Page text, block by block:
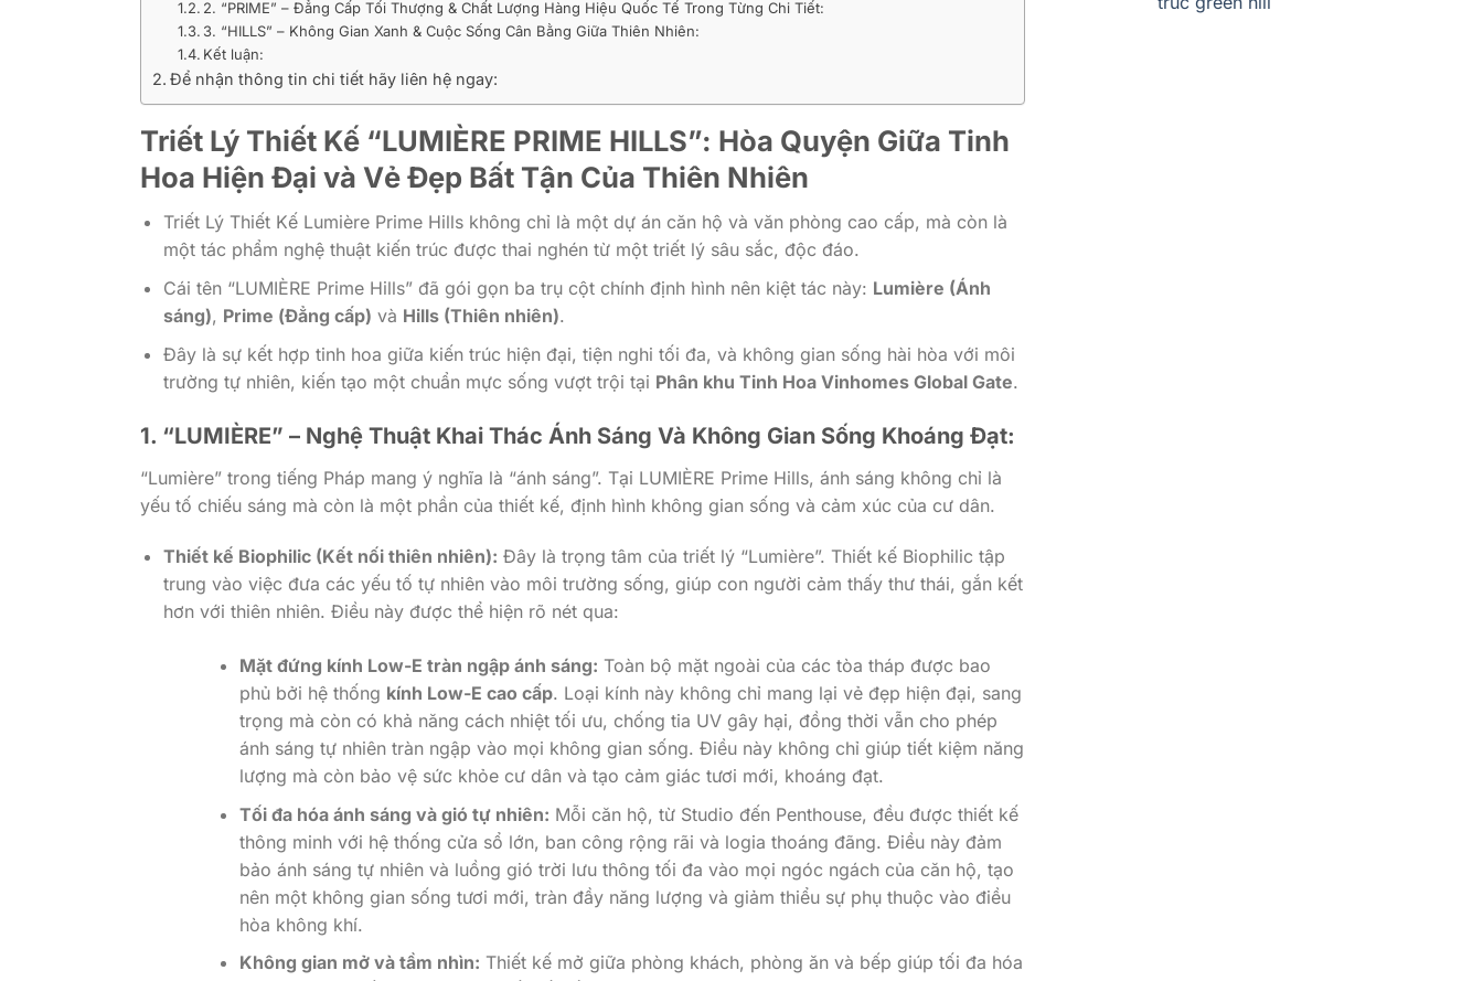
2. “PRIME” – Đẳng Cấp Tối Thượng & Chất Lượng Hàng Hiệu Quốc Tế Trong Từng Chi Tiết:
3. “HILLS” – Không Gian Xanh & Cuộc Sống Cân Bằng Giữa Thiên Nhiên:
Kết luận:
Để nhận thông tin chi tiết hãy liên hệ ngay:
Triết Lý Thiết Kế “LUMIÈRE PRIME HILLS”: Hòa Quyện Giữa Tinh
Hoa Hiện Đại và Vẻ Đẹp Bất Tận Của Thiên Nhiên
Triết Lý Thiết Kế Lumière Prime Hills không chỉ là một dự án căn hộ và văn phòng cao cấp, mà còn là
một tác phẩm nghệ thuật kiến trúc được thai nghén từ một triết lý sâu sắc, độc đáo.
Cái tên “LUMIÈRE Prime Hills” đã gói gọn ba trụ cột chính định hình nên kiệt tác này: Lumière (Ánh
sáng), Prime (Đẳng cấp) và Hills (Thiên nhiên).
Đây là sự kết hợp tinh hoa giữa kiến trúc hiện đại, tiện nghi tối đa, và không gian sống hài hòa với môi
trường tự nhiên, kiến tạo một chuẩn mực sống vượt trội tại Phân khu Tinh Hoa Vinhomes Global Gate.
1. “LUMIÈRE” – Nghệ Thuật Khai Thác Ánh Sáng Và Không Gian Sống Khoáng Đạt:
“Lumière” trong tiếng Pháp mang ý nghĩa là “ánh sáng”. Tại LUMIÈRE Prime Hills, ánh sáng không chỉ là
yếu tố chiếu sáng mà còn là một phần của thiết kế, định hình không gian sống và cảm xúc của cư dân.
Thiết kế Biophilic (Kết nối thiên nhiên): Đây là trọng tâm của triết lý “Lumière”. Thiết kế Biophilic tập
trung vào việc đưa các yếu tố tự nhiên vào môi trường sống, giúp con người cảm thấy thư thái, gắn kết
hơn với thiên nhiên. Điều này được thể hiện rõ nét qua:
Mặt đứng kính Low-E tràn ngập ánh sáng: Toàn bộ mặt ngoài của các tòa tháp được bao
phủ bởi hệ thống kính Low-E cao cấp. Loại kính này không chỉ mang lại vẻ đẹp hiện đại, sang
trọng mà còn có khả năng cách nhiệt tối ưu, chống tia UV gây hại, đồng thời vẫn cho phép
ánh sáng tự nhiên tràn ngập vào mọi không gian sống. Điều này không chỉ giúp tiết kiệm năng
lượng mà còn bảo vệ sức khỏe cư dân và tạo cảm giác tươi mới, khoáng đạt.
Tối đa hóa ánh sáng và gió tự nhiên: Mỗi căn hộ, từ Studio đến Penthouse, đều được thiết kế
thông minh với hệ thống cửa sổ lớn, ban công rộng rãi và logia thoáng đãng. Điều này đảm
bảo ánh sáng tự nhiên và luồng gió trời lưu thông tối đa vào mọi ngóc ngách của căn hộ, tạo
nên một không gian sống tươi mới, tràn đầy năng lượng và giảm thiểu sự phụ thuộc vào điều
hòa không khí.
Không gian mở và tầm nhìn: Thiết kế mở giữa phòng khách, phòng ăn và bếp giúp tối đa hóa